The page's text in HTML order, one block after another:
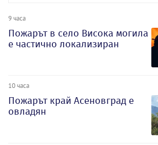
9 часа
Пожарът в село Висока могила
е частично локализиран
10 часа
Пожарът край Асеновград е
овладян